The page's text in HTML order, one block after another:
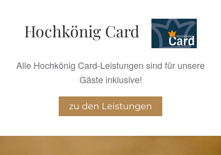
Hochkönig Card
Alle Hochkönig Card-Leistungen sind für unsere
Gäste inklusive!
zu den Leistungen